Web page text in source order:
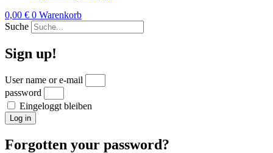
0,00 € 0 Warenkorb
Suche
Sign up!
User name or e-mail
password
Eingeloggt bleiben
Log in
Forgotten your password?